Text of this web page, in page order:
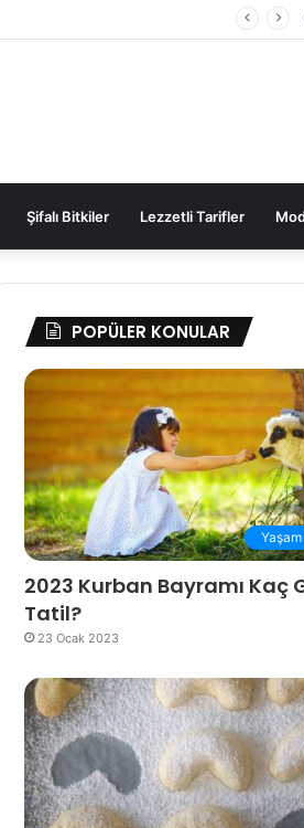
Şifalı Bitkiler Lezzetli Tarifler
POPÜLER KONULAR
Yaşam
2023 Kurban Bayramı Kaç
Tatil?
23 Ocak 2023